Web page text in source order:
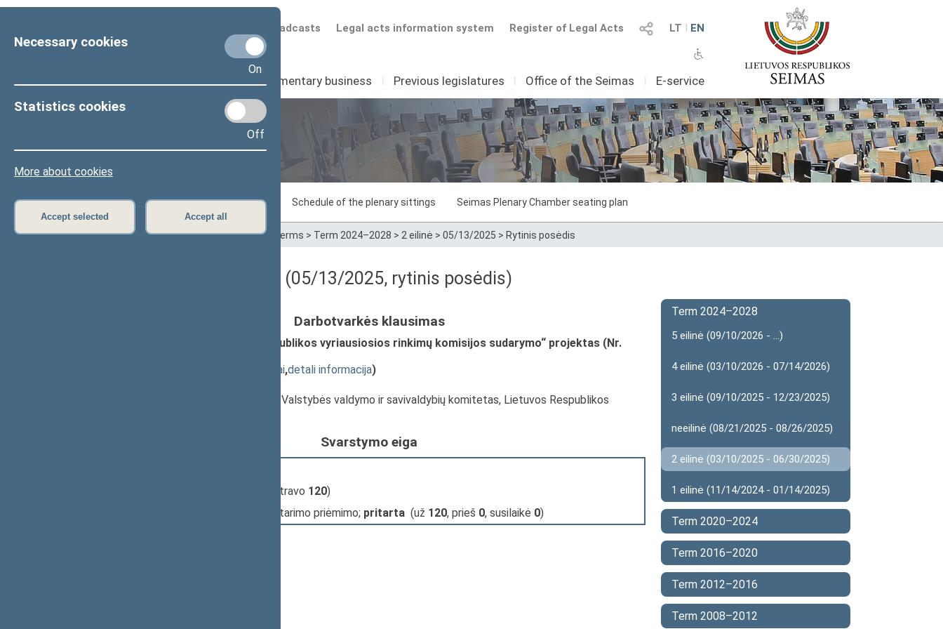
Necessary cookies
On
Statistics cookies
Off
More about cookies
Accept selected Accept all
LT I EN
Register of Legal Acts
Legal acts information system
Scheduled broadcasts
Seimas I Parliamentary business I Previous legislatures I Office of the Seimas I E-service
Sitting in progress Plenary sittings Schedule of the plenary sittings Seimas Plenary Chamber seating plan
Home>Plenary sittings>Parliamentary terms > Term 2024–2028 > 2 eilinė > 05/13/2025 > Rytinis posėdis
Darbotvarkės klausimas (05/13/2025, rytinis posėdis)
Darbotvarkės klausimas
Seimo nutarimo „Dėl Lietuvos Respublikos vyriausiosios rinkimų komisijos sudarymo“ projektas (Nr.
susiję dokumentai,detali informacija)
, Komiteto pirmininkas, Valstybės valdymo ir savivaldybių komitetas, Lietuvos Respublikos
Svarstymo eiga
(užsiregistravo 120)
dėl šio nutarimo priėmimo; pritarta (už 120, prieš 0, susilaikė 0)
Term 2024–2028
5 eilinė (09/10/2026 - ...)
4 eilinė (03/10/2026 - 07/14/2026)
3 eilinė (09/10/2025 - 12/23/2025)
neeilinė (08/21/2025 - 08/26/2025)
2 eilinė (03/10/2025 - 06/30/2025)
1 eilinė (11/14/2024 - 01/14/2025)
Term 2020–2024
Term 2016–2020
Term 2012–2016
Term 2008–2012